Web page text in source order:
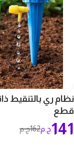
قطع
162ج.م 141ج.م